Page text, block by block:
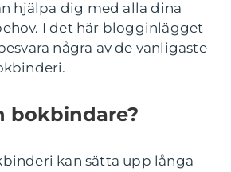
hjälpa dig med alla dina
I det här blogginlägget
några av de vanligaste
bokbindare?
kan sätta upp långa